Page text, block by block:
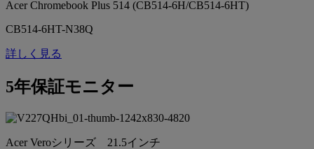
Acer Chromebook Plus 514 (CB514-6H/CB514-6HT)
CB514-6HT-N38Q
詳しく見る
5年保証モニター
Acer Veroシリーズ 21.5インチ